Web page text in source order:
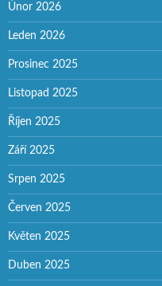
Únor 2026
Leden 2026
Prosinec 2025
Listopad 2025
Říjen 2025
Září 2025
Srpen 2025
Červen 2025
Květen 2025
Duben 2025